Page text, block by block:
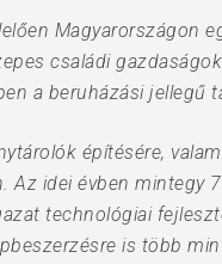
Magyarországon
családi
a beruházási jellegű
építésére,
Az idei évben
technológiai
is több